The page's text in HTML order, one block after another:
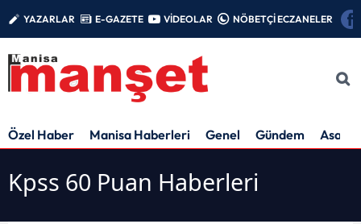
YAZARLAR E-GAZETE VİDEOLAR NÖBETÇİ ECZANELER
Özel Haber Manisa Haberleri Genel Gündem Asayiş
Kpss 60 Puan Haberleri